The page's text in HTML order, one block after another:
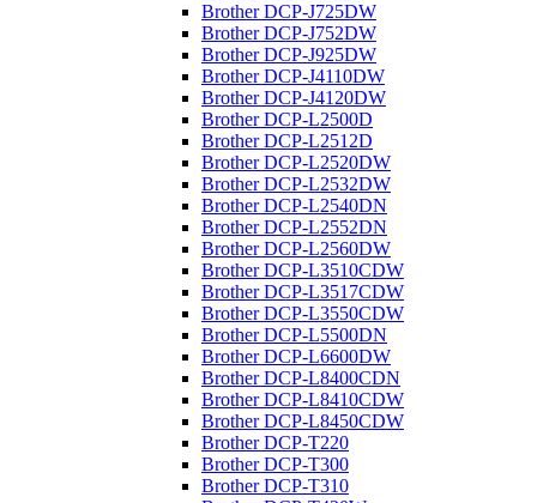
Brother DCP-J725DW
Brother DCP-J752DW
Brother DCP-J925DW
Brother DCP-J4110DW
Brother DCP-J4120DW
Brother DCP-L2500D
Brother DCP-L2512D
Brother DCP-L2520DW
Brother DCP-L2532DW
Brother DCP-L2540DN
Brother DCP-L2552DN
Brother DCP-L2560DW
Brother DCP-L3510CDW
Brother DCP-L3517CDW
Brother DCP-L3550CDW
Brother DCP-L5500DN
Brother DCP-L6600DW
Brother DCP-L8400CDN
Brother DCP-L8410CDW
Brother DCP-L8450CDW
Brother DCP-T220
Brother DCP-T300
Brother DCP-T310